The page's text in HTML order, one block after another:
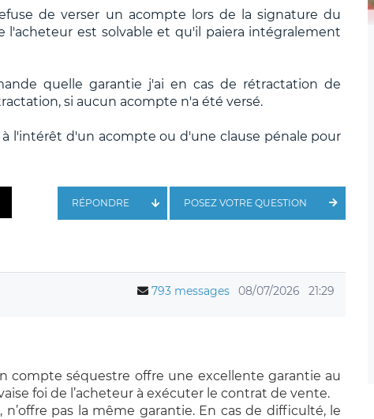
de verser un acompte lors de la signature du
est solvable et qu'il paiera intégralement
quelle garantie j'ai en cas de rétractation de
si aucun acompte n'a été versé.
l'intérêt d'un acompte ou d'une clause pénale pour
POSEZ VOTRE QUESTION
RÉPONDRE
793 messages 08/07/2026 21:29
n compte séquestre offre une excellente garantie au
foi de l’acheteur à exécuter l e contrat de vente.
n’offre pas la même garantie. En cas de difficulté, le